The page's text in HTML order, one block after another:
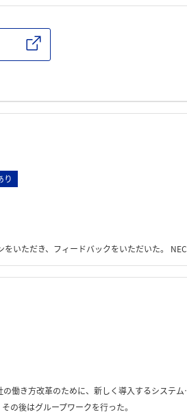
り
いただいた。 NECの携わっているプロジェクトの体験も行った。
方改革のために、新しく導入するシステムの考案
の後はグループワークを行った。